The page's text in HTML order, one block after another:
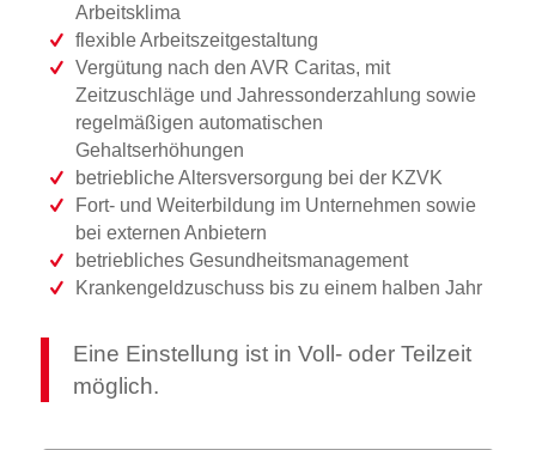
Arbeitsklima
flexible Arbeitszeitgestaltung
Vergütung nach den AVR Caritas, mit
Zeitzuschläge und Jahressonderzahlung sowie
regelmäßigen automatischen
Gehaltserhöhungen
betriebliche Altersversorgung bei der KZVK
Fort- und Weiterbildung im Unternehmen sowie
bei externen Anbietern
betriebliches Gesundheitsmanagement
Krankengeldzuschuss bis zu einem halben Jahr
Eine Einstellung ist in Voll- oder Teilzeit
möglich.